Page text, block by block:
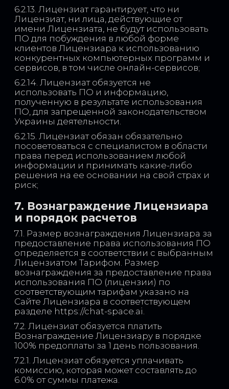
6.2.13. Лицензиат гарантирует, что ни
Лицензиат, ни лица, действующие от
имени Лицензиата, не будут использовать
ПО для побуждения в любой форме
клиентов Лицензиара к использованию
конкурентных компьютерных программ и
сервисов, в том числе онлайн-сервисов;
6.2.14. Лицензиат обязуется не
использовать ПО и информацию,
полученную в результате использования
ПО, для запрещенной законодательством
Украины деятельности.
6.2.15. Лицензиат обязан обязательно
посоветоваться с специалистом в области
права перед использованием любой
информации и принимать какие-либо
решения на ее основании на свой страх и
риск;
7. Вознаграждение Лицензиара
и порядок расчетов
7.1. Размер вознаграждения Лицензиара за
предоставление права использования ПО
определяется в соответствии с выбранным
Лицензиатом Тарифом. Размер
вознаграждения за предоставление права
использования ПО (лицензии) по
соответствующим тарифам указано на
Сайте Лицензиара в соответствующем
разделе https://chat-space.ai.
7.2. Лицензиат обязуется платить
Вознаграждение Лицензиару в порядке
100% предоплаты за 1 день пользования.
7.2.1. Лицензиат обязуется уплачивать
комиссию, которая может составлять до
6.0% от суммы платежа.